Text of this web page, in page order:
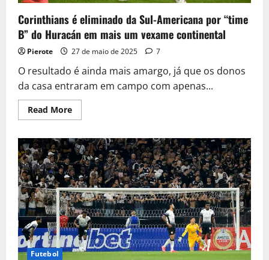
Corinthians é eliminado da Sul-Americana por “time
B” do Huracán em mais um vexame continental
Pierote 27 de maio de 2025 7
O resultado é ainda mais amargo, já que os donos
da casa entraram em campo com apenas...
Read MoreRead
more
é
eliminado
da
Sul-
Americana
por
“time
B”
do
Huracán
em
mais
um
vexame
Futebol